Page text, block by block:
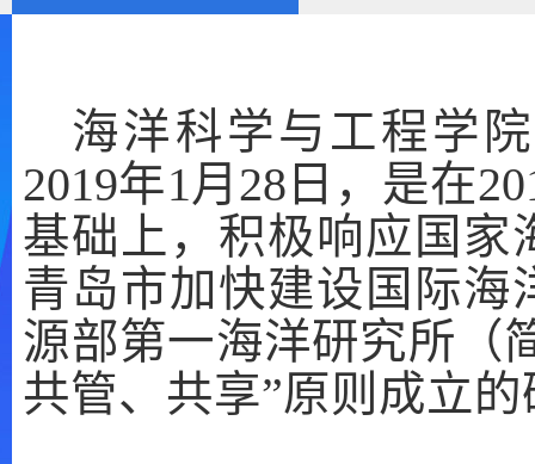
海洋科学与工程学
2019年1月28日，是在
基础上，积极响应国家
青岛市加快建设国际海
源部第一海洋研究所（
共管、共享”原则成立